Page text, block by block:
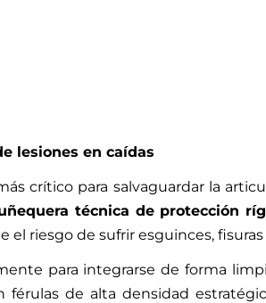
lesiones en caídas
crítico para salvaguardar la
técnica de protección
riesgo de sufrir esguinces,
para integrarse de forma
de alta densidad